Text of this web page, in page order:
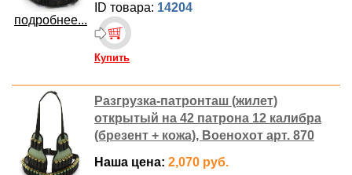
подробнее...
ID товара: 14204
Купить
Разгрузка-патронташ (жилет)
открытый на 42 патрона 12 калибра
(брезент + кожа), Военохот арт. 870
Наша цена: 2,070 руб.